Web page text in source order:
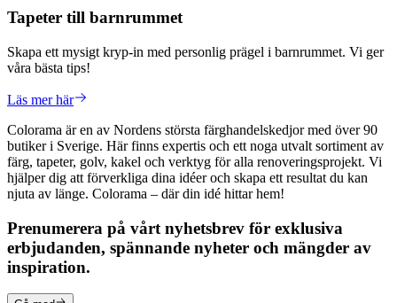
Tapeter till barnrummet
Skapa ett mysigt kryp-in med personlig prägel i barnrummet. Vi ger
våra bästa tips!
Läs mer här
Colorama är en av Nordens största färghandelskedjor med över 90
butiker i Sverige. Här finns expertis och ett noga utvalt sortiment av
färg, tapeter, golv, kakel och verktyg för alla renoveringsprojekt. Vi
hjälper dig att förverkliga dina idéer och skapa ett resultat du kan
njuta av länge. Colorama – där din idé hittar hem!
Prenumerera på vårt nyhetsbrev för exklusiva
erbjudanden, spännande nyheter och mängder av
inspiration.